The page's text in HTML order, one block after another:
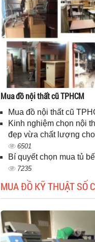
Mua đồ nội thất cũ TPHCM
Mua đồ nội thất cũ
Kinh nghiệm chọn nội
đẹp vừa chất lượng
6501
Bí quyết chọn mua tủ
7235
MUA ĐỒ KỸ THUẬT SỐ